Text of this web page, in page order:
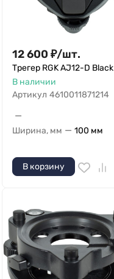
12 600 ₽/шт.
Трегер RGK AJ12-D Black
В наличии
Артикул 4610011871214
—
Ширина, мм — 100 мм
В корзину